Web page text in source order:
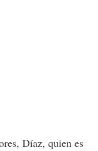
Díaz, quien es